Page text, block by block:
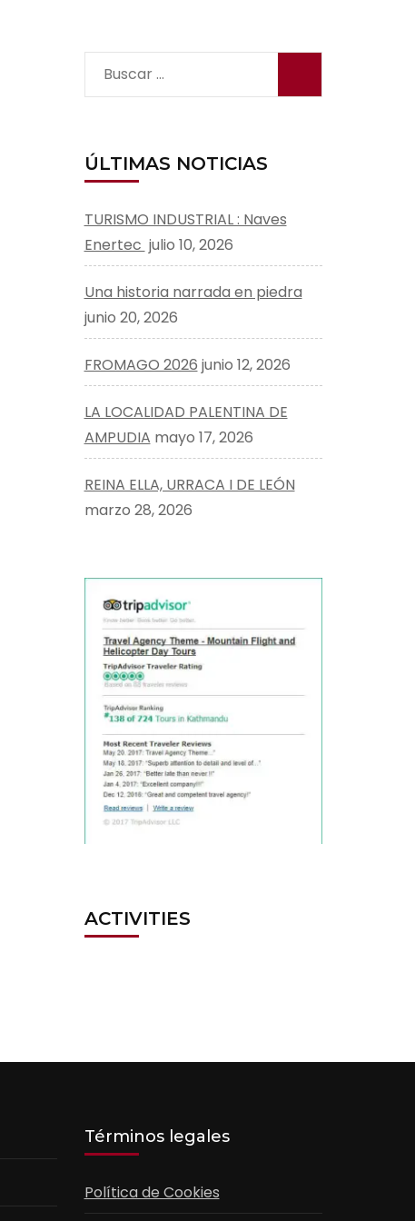
Buscar:
ÚLTIMAS NOTICIAS
TURISMO INDUSTRIAL : Naves
Enertec julio 10, 2026
Una historia narrada en piedra
junio 20, 2026
FROMAGO 2026 junio 12, 2026
LA LOCALIDAD PALENTINA DE
AMPUDIA mayo 17, 2026
REINA ELLA, URRACA I DE LEÓN
marzo 28, 2026
ACTIVITIES
Términos legales
Política de Cookies